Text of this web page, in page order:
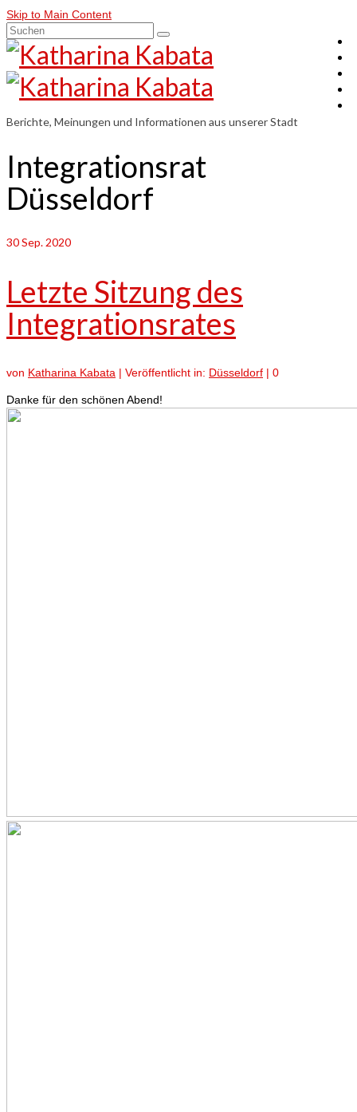
Skip to Main Content
Suchen
nach:
Berichte, Meinungen und Informationen aus unserer Stadt
Integrationsrat
Düsseldorf
30Sep. 2020
Letzte Sitzung des
Integrationsrates
von Katharina Kabata | Veröffentlicht in: Düsseldorf | 0
Danke für den schönen Abend!